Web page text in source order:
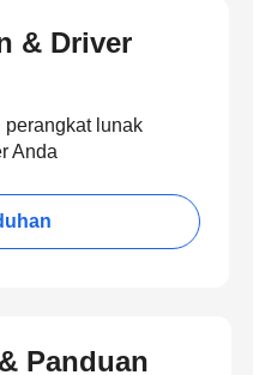
& Driver
perangkat lunak
Anda
Panduan